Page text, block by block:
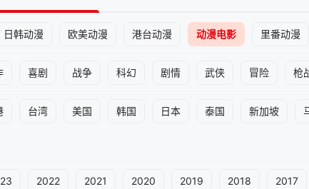
日韩动漫 欧美动漫 港台动漫 动漫电影 里番动漫
喜剧 战争 科幻 剧情 武侠 冒险 枪
台湾 美国 韩国 日本 泰国 新加坡
2022 2021 2020 2019 2018 2017